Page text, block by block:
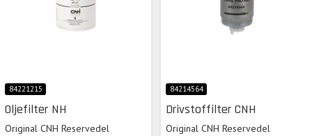
84221215
Oljefilter NH
Original CNH Reservedel
84214564
Drivstoffilter CNH
Original CNH Reservedel